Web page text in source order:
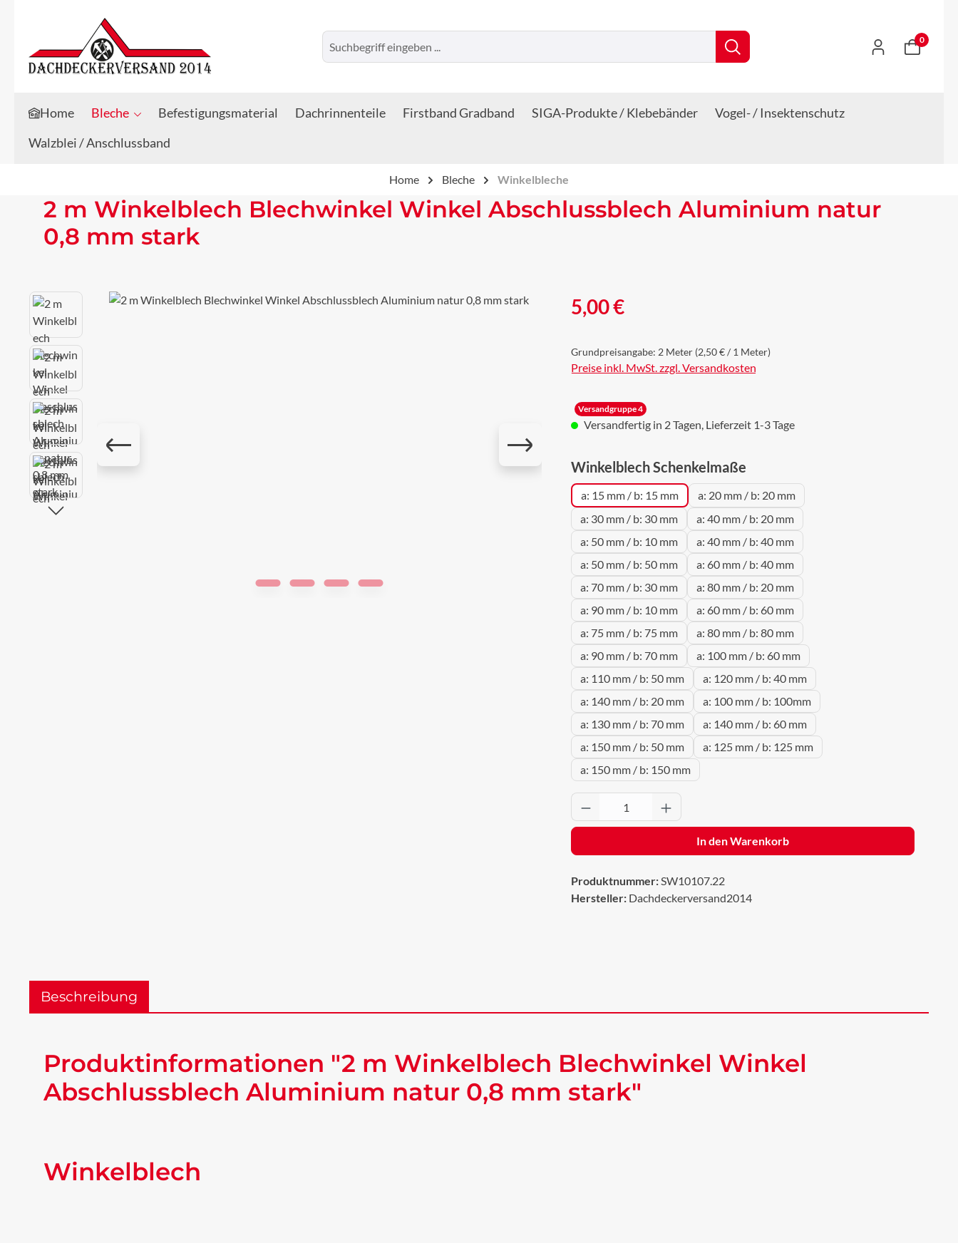
Zum Hauptinhalt springen
Zur Suche springen
0
Home Bleche Befestigungsmaterial Dachrinnenteile Firstband Gradband SIGA-Produkte / Klebebänder
Vogel- / Insektenschutz
Walzblei / Anschlussband
Home Bleche Winkelbleche
2 m Winkelblech Blechwinkel Winkel Abschlussblech Aluminium natur
0,8 mm stark
Bildergalerie überspringen Regulärer Preis:
5,00 €
Grundpreisangabe: 2 Meter (2,50 € / 1 Meter)
Preise inkl. MwSt. zzgl. Versandkosten
Versandgruppe 4
Versandfertig in 2 Tagen, Lieferzeit 1-3 Tage
Winkelblech Schenkelmaßeauswählen
a: 15 mm / b: 15 mm
a: 20 mm / b: 20 mm
a: 30 mm / b: 30 mm
a: 40 mm / b: 20 mm
a: 50 mm / b: 10 mm
a: 40 mm / b: 40 mm
a: 50 mm / b: 50 mm
a: 60 mm / b: 40 mm
a: 70 mm / b: 30 mm
a: 80 mm / b: 20 mm
a: 90 mm / b: 10 mm
a: 60 mm / b: 60 mm
a: 75 mm / b: 75 mm
a: 80 mm / b: 80 mm
a: 90 mm / b: 70 mm
a: 100 mm / b: 60 mm
a: 110 mm / b: 50 mm
a: 120 mm / b: 40 mm
a: 140 mm / b: 20 mm
a: 100 mm / b: 100mm
a: 130 mm / b: 70 mm
a: 140 mm / b: 60 mm
a: 150 mm / b: 50 mm
a: 125 mm / b: 125 mm
a: 150 mm / b: 150 mm
Produkt Anzahl: Gib den gewünschten Wert ein
In den Warenkorb
Produktnummer:SW10107.22
Hersteller: Dachdeckerversand2014
Beschreibung
Produktinformationen "2 m Winkelblech Blechwinkel Winkel
Abschlussblech Aluminium natur 0,8 mm stark"
Winkelblech